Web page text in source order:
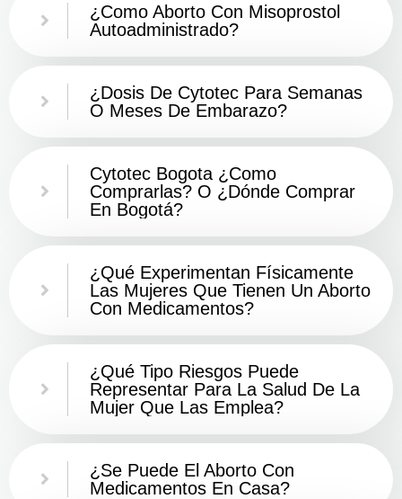
¿Como Aborto Con Misoprostol
Autoadministrado?
¿Dosis De Cytotec Para Semanas
O Meses De Embarazo?
Cytotec Bogota ¿Como
Comprarlas? O ¿Dónde Comprar
En Bogotá?
¿Qué Experimentan Físicamente
Las Mujeres Que Tienen Un Aborto
Con Medicamentos?
¿Qué Tipo Riesgos Puede
Representar Para La Salud De La
Mujer Que Las Emplea?
¿Se Puede El Aborto Con
Medicamentos En Casa?